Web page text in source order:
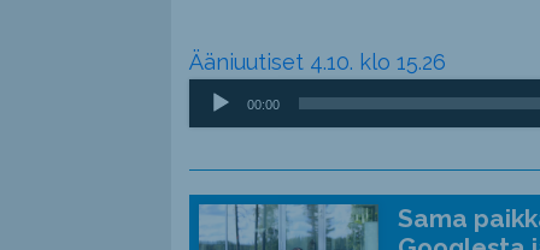
Ääniuutiset 4.10. klo 15.26
Äänitoistin
00:00
Sama